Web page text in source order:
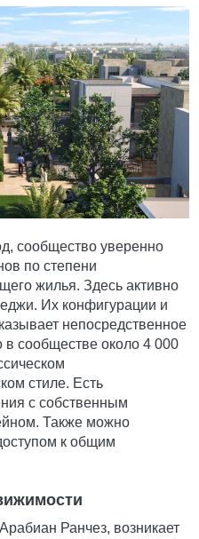
сообщество уверенно
по степени
жилья. Здесь активно
Их конфигурации и
непосредственное
в сообществе около 4 000
стиле. Есть
с собственным
Также можно
к общим
Ранчез, возникает